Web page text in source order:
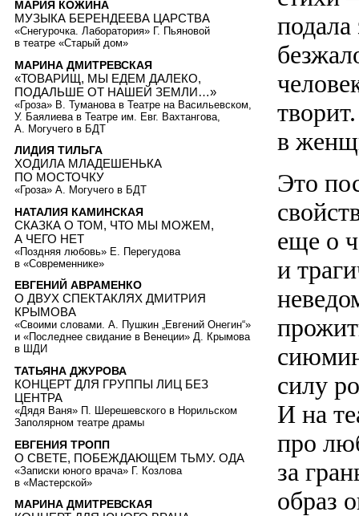
в
Это
еще о
и
силу
И на
про
за
образ
МАРИЯ КОЖИНА
МУЗЫКА БЕРЕНДЕЕВА ЦАРСТВА
«Снегурочка. Лаборатория» Г. Пьяновой
в театре «Старый дом»
МАРИНА ДМИТРЕВСКАЯ
«ТОВАРИЩ, МЫ ЕДЕМ ДАЛЕКО,
ПОДАЛЬШЕ ОТ НАШЕЙ ЗЕМЛИ…»
«Гроза» В. Туманова в Театре на Васильевском,
У. Баялиева в Театре им. Евг. Вахтангова,
А. Могучего в БДТ
ЛИДИЯ ТИЛЬГА
ХОДИЛА МЛАДЕШЕНЬКА
ПО МОСТОЧКУ
«Гроза» А. Могучего в БДТ
НАТАЛИЯ КАМИНСКАЯ
СКАЗКА О ТОМ, ЧТО МЫ МОЖЕМ,
А ЧЕГО НЕТ
«Поздняя любовь» Е. Перегудова
в «Современнике»
ЕВГЕНИЙ АВРАМЕНКО
О ДВУХ СПЕКТАКЛЯХ ДМИТРИЯ
КРЫМОВА
«Своими словами. А. Пушкин „Евгений Онегин“»
и «Последнее свидание в Венеции» Д. Крымова
в ШДИ
ТАТЬЯНА ДЖУРОВА
КОНЦЕРТ ДЛЯ ГРУППЫ ЛИЦ БЕЗ
ЦЕНТРА
«Дядя Ваня» П. Шерешевского в Норильском
Заполярном театре драмы
ЕВГЕНИЯ ТРОПП
О СВЕТЕ, ПОБЕЖДАЮЩЕМ ТЬМУ. ОДА
«Записки юного врача» Г. Козлова
в «Мастерской»
МАРИНА ДМИТРЕВСКАЯ